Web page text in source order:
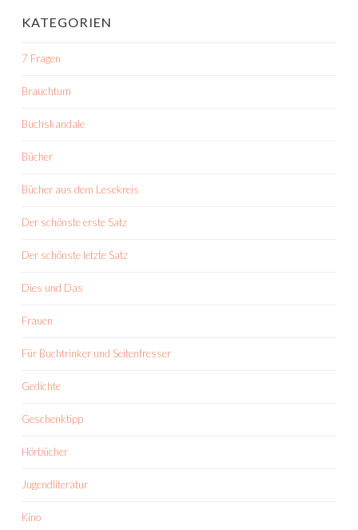
KATEGORIEN
7 Fragen
Brauchtum
Buchskandale
Bücher
Bücher aus dem Lesekreis
Der schönste erste Satz
Der schönste letzte Satz
Dies und Das
Frauen
Für Buchtrinker und Seitenfresser
Gedichte
Geschenktipp
Hörbücher
Jugendliteratur
Kino